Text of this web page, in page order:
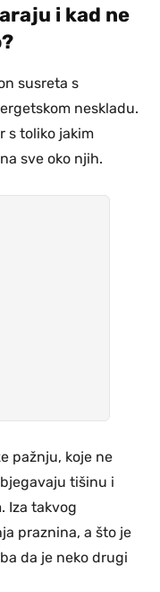
i kad ne
susreta s
neskladu.
s toliko jakim
sve oko njih.
pažnju, koje ne
tišinu i
Iza takvog
praznina, a što je
da je neko drugi